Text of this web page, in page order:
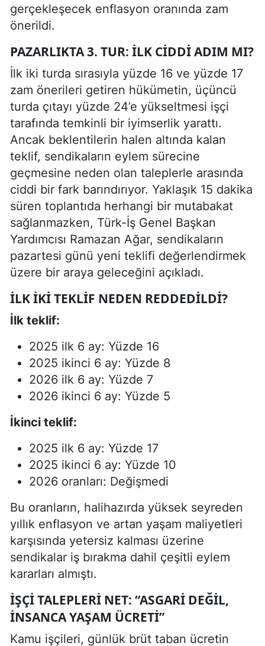
gerçekleşecek enflasyon oranında zam
önerildi.
PAZARLIKTA 3. TUR: İLK CIDDI ADIM MI?
İlk iki turda sırasıyla yüzde 16 ve yüzde 17
zam önerileri getiren hükümetin, üçüncü
turda çıtayı yüzde 24’e yükseltmesi işçi
tarafında temkinli bir iyimserlik yarattı.
Ancak beklentilerin halen altında kalan
teklif, sendikaların eylem sürecine
geçmesine neden olan taleplerle arasında
ciddi bir fark barındırıyor. Yaklaşık 15 dakika
süren toplantıda herhangi bir mutabakat
sağlanmazken, Türk-İş Genel Başkan
Yardımcısı Ramazan Ağar, sendikaların
pazartesi günü yeni teklifi değerlendirmek
üzere bir araya geleceğini açıkladı.
İLK İKI TEKLIF NEDEN REDDEDILDI?
İlk teklif:
2025 ilk 6 ay: Yüzde 16
2025 ikinci 6 ay: Yüzde 8
2026 ilk 6 ay: Yüzde 7
2026 ikinci 6 ay: Yüzde 5
İkinci teklif:
2025 ilk 6 ay: Yüzde 17
2025 ikinci 6 ay: Yüzde 10
2026 oranları: Değişmedi
Bu oranların, halihazırda yüksek seyreden
yıllık enflasyon ve artan yaşam maliyetleri
karşısında yetersiz kalması üzerine
sendikalar iş bırakma dahil çeşitli eylem
kararları almıştı.
İŞÇI TALEPLERI NET: “ASGARI DEĞIL,
İNSANCA YAŞAM ÜCRETI”
Kamu işçileri, günlük brüt taban ücretin